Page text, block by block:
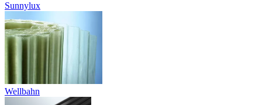
Sunnylux
Wellbahn